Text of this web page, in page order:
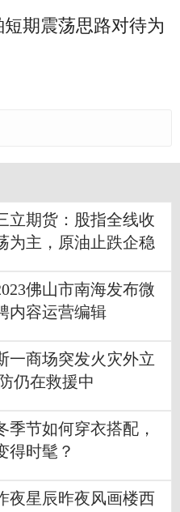
期震荡思路对待为
立期货：股指全线收
为主，原油止跌企稳
佛山市南海发布微
内容运营编辑
一商场突发火灾外立
仍在救援中
季节如何穿衣搭配，
得时髦？
夜星辰昨夜风画楼西